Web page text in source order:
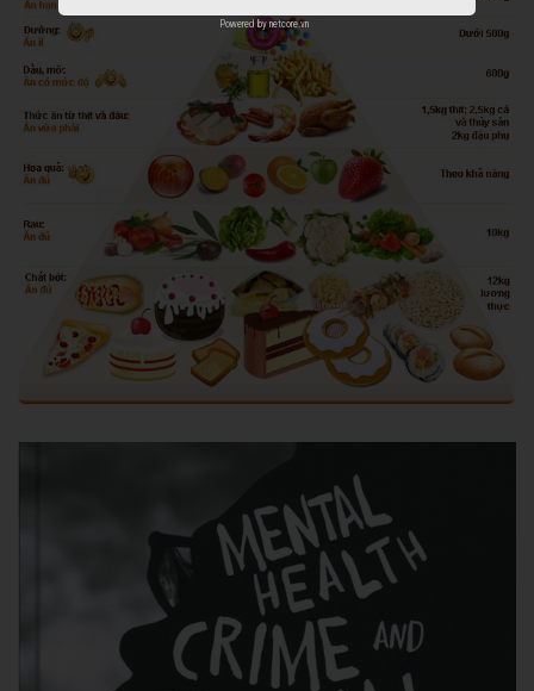
Powered by netcore.vn